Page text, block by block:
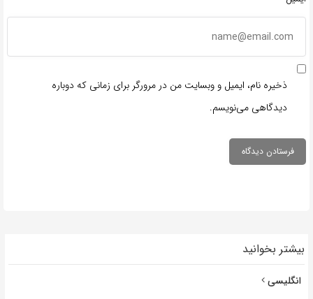
ذخیره نام، ایمیل و وبسایت من در مرورگر برای زمانی که دوباره
دیدگاهی می‌نویسم.
بیشتر بخوانید
انگلیسی